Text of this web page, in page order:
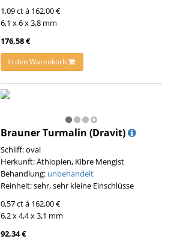
1,09 ct á 162,00 €
6,1 x 6 x 3,8 mm
176,58 €
In den Warenkorb
Brauner Turmalin (Dravit)
Schliff: oval
Herkunft: Äthiopien, Kibre Mengist
Behandlung: unbehandelt
Reinheit: sehr, sehr kleine Einschlüsse
0,57 ct á 162,00 €
6,2 x 4,4 x 3,1 mm
92,34 €